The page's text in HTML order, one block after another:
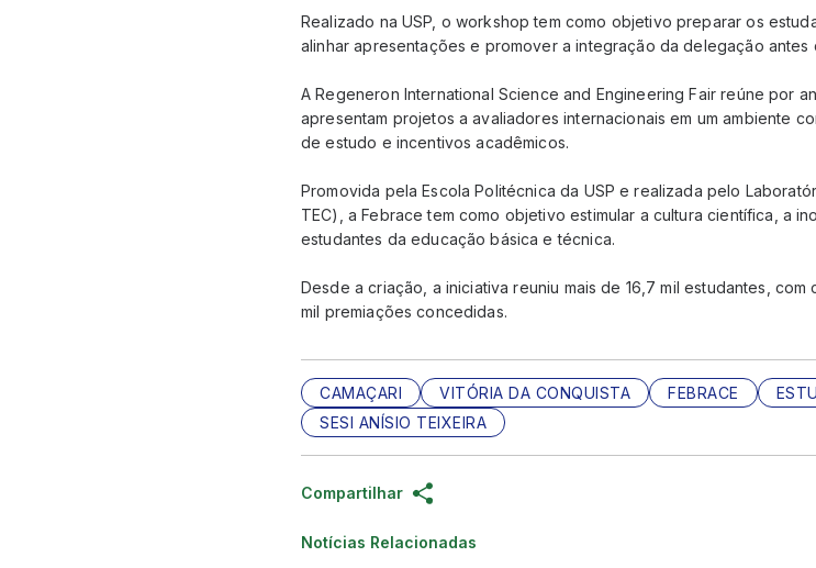
Realizado na USP, o workshop tem como objetivo preparar os
alinhar apresentações e promover a integração da delegação antes
A Regeneron International Science and Engineering Fair reúne por
apresentam projetos a avaliadores internacionais em um ambiente
de estudo e incentivos acadêmicos.
Promovida pela Escola Politécnica da USP e realizada pelo
TEC), a Febrace tem como objetivo estimular a cultura científica, a
estudantes da educação básica e técnica.
Desde a criação, a iniciativa reuniu mais de 16,7 mil estudantes,
mil premiações concedidas.
CAMAÇARI VITÓRIA DA CONQUISTA FEBRACE
SESI ANÍSIO TEIXEIRA
Compartilhar
Notícias Relacionadas